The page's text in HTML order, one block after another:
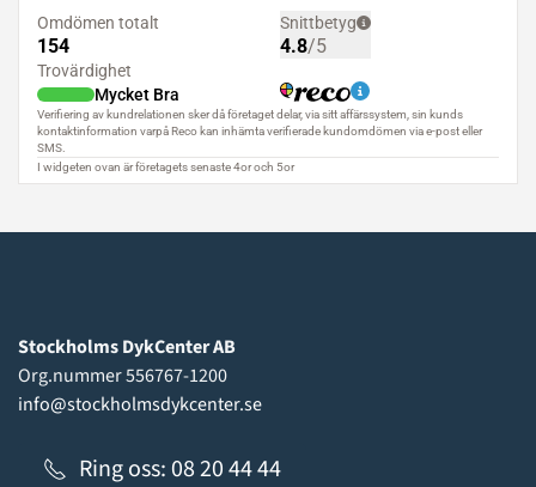
Stockholms DykCenter AB
Org.nummer 556767-1200
info@stockholmsdykcenter.se
Ring oss: 08 20 44 44